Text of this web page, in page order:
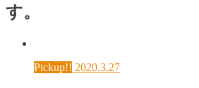
す。
Pickup!! 2020.3.27